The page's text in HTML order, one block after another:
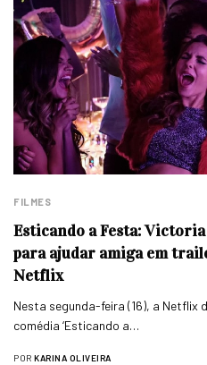
FILMES
Esticando a Festa:
para ajudar amiga em
Netflix
Nesta segunda-feira (16), a Netflix
comédia ‘Esticando a…
POR KARINA OLIVEIRA